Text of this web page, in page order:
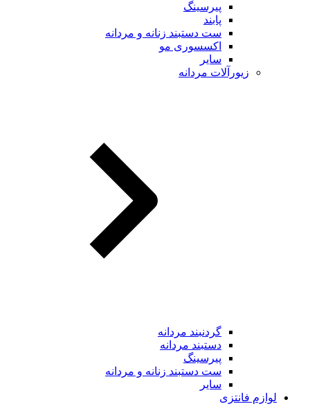
پیرسینگ
پابند
ست دستبند زنانه و مردانه
اکسسوری مو
سایر
زیورآلات مردانه
گردنبند مردانه
دستبند مردانه
پیرسینگ
ست دستبند زنانه و مردانه
سایر
لوازم فانتزی